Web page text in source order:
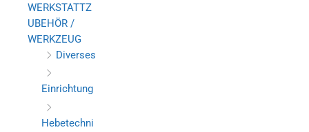
WERKSTATTZ
UBEHÖR /
WERKZEUG
Diverses
Einrichtung
Hebetechni